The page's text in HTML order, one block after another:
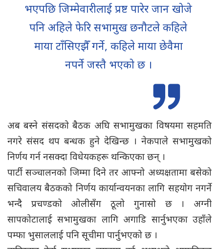
भएपछि जिम्मेवारीलाई प्रष्ट पारेर जान खोजे
पनि अहिले फेरि सभामुख छनौटले कहिले
माया टाँसिएझैँ गर्ने, कहिले माया छेवैमा
नपर्ने जस्तै भएको छ ।
अब बस्ने संसदको बैठक अघि सभामुखका विषयमा सहमति
नगरे संसद थप बन्धक हुने देखिन्छ । नेकपाले सभामुखको
निर्णय गर्न नसक्दा विधेयकहरू थन्किएका छन् ।
पार्टी सञ्चालनको जिम्मा दिने तर आफ्नो अध्यक्षतामा बसेको
सचिवालय बैठकको निर्णय कार्यान्वयनका लागि सहयोग नगर्ने
भन्दै प्रचण्डको ओलीसँग ठूलो गुनासो छ । अग्नी
सापकोटालाई सभामुखका लागि अगाडि सार्नुभएका उहाँले
पम्फा भुसाललाई पनि सूचीमा पार्नुभएको छ ।